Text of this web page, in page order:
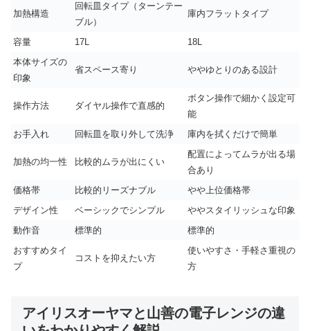
加熱構造
回転皿タイプ（ターンテー
ブル）
庫内フラットタイプ
容量 17L
18L
本体サイズの
印象
省スペース寄り ややゆとりのある設計
操作方法 ダイヤル操作で直感的
ボタン操作で細かく設定可
能
お手入れ
回転皿を取り外して洗浄 庫内を拭くだけで簡単
加熱の均一性 比較的ムラが出にくい
配置によってムラが出る場
合あり
価格帯
比較的リーズナブル
やや上位価格帯
デザイン性
ベーシックでシンプル
ややスタイリッシュな印象
動作音
標準的
標準的
おすすめタイ
プ
コストを抑えたい方
使いやすさ・手軽さ重視の
方
アイリスオーヤマと山善の電子レンジの違